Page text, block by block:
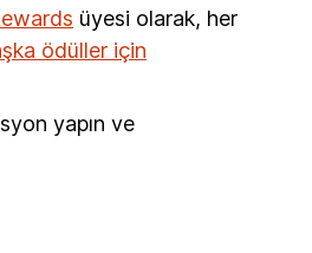
üyesi olarak, her
ödüller için
yapın ve